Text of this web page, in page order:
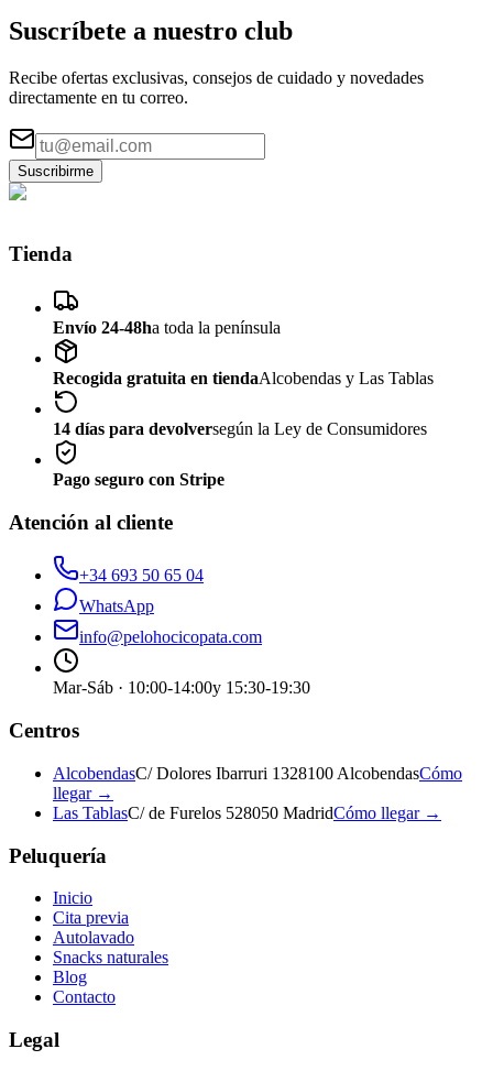
Suscríbete a nuestro club
Recibe ofertas exclusivas, consejos de cuidado y novedades
directamente en tu correo.
Suscribirme
Tienda
Envío 24-48ha toda la península
Recogida gratuita en tiendaAlcobendas y Las Tablas
14 días para devolversegún la Ley de Consumidores
Pago seguro con Stripe
Atención al cliente
+34 693 50 65 04
WhatsApp
info@pelohocicopata.com
Mar-Sáb · 10:00-14:00y 15:30-19:30
Centros
AlcobendasC/ Dolores Ibarruri 1328100 AlcobendasCómo
llegar →
Las TablasC/ de Furelos 528050 MadridCómo llegar →
Peluquería
Inicio
Cita previa
Autolavado
Snacks naturales
Blog
Contacto
Legal